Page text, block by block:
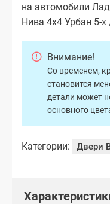
на автомобили
Нива 4х4 Урбан 5-х
Внимание!
Со временем,
становится
детали может
основного
Категории: Двери